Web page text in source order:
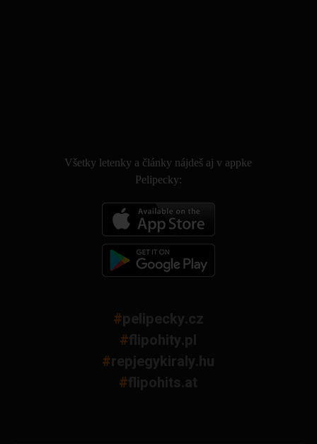
Všetky letenky a články nájdeš aj v appke
Pelipecky:
#pelipecky.cz
#flipohity.pl
#repjegykiraly.hu
#flipohits.at